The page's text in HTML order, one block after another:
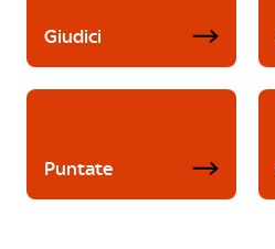
Giudici
Puntate